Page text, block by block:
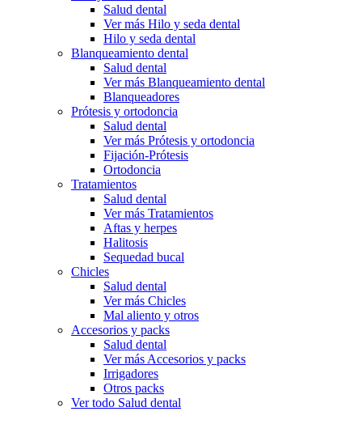
Salud dental
Ver más Hilo y seda dental
Hilo y seda dental
Blanqueamiento dental
Salud dental
Ver más Blanqueamiento dental
Blanqueadores
Prótesis y ortodoncia
Salud dental
Ver más Prótesis y ortodoncia
Fijación-Prótesis
Ortodoncia
Tratamientos
Salud dental
Ver más Tratamientos
Aftas y herpes
Halitosis
Sequedad bucal
Chicles
Salud dental
Ver más Chicles
Mal aliento y otros
Accesorios y packs
Salud dental
Ver más Accesorios y packs
Irrigadores
Otros packs
Ver todo Salud dental